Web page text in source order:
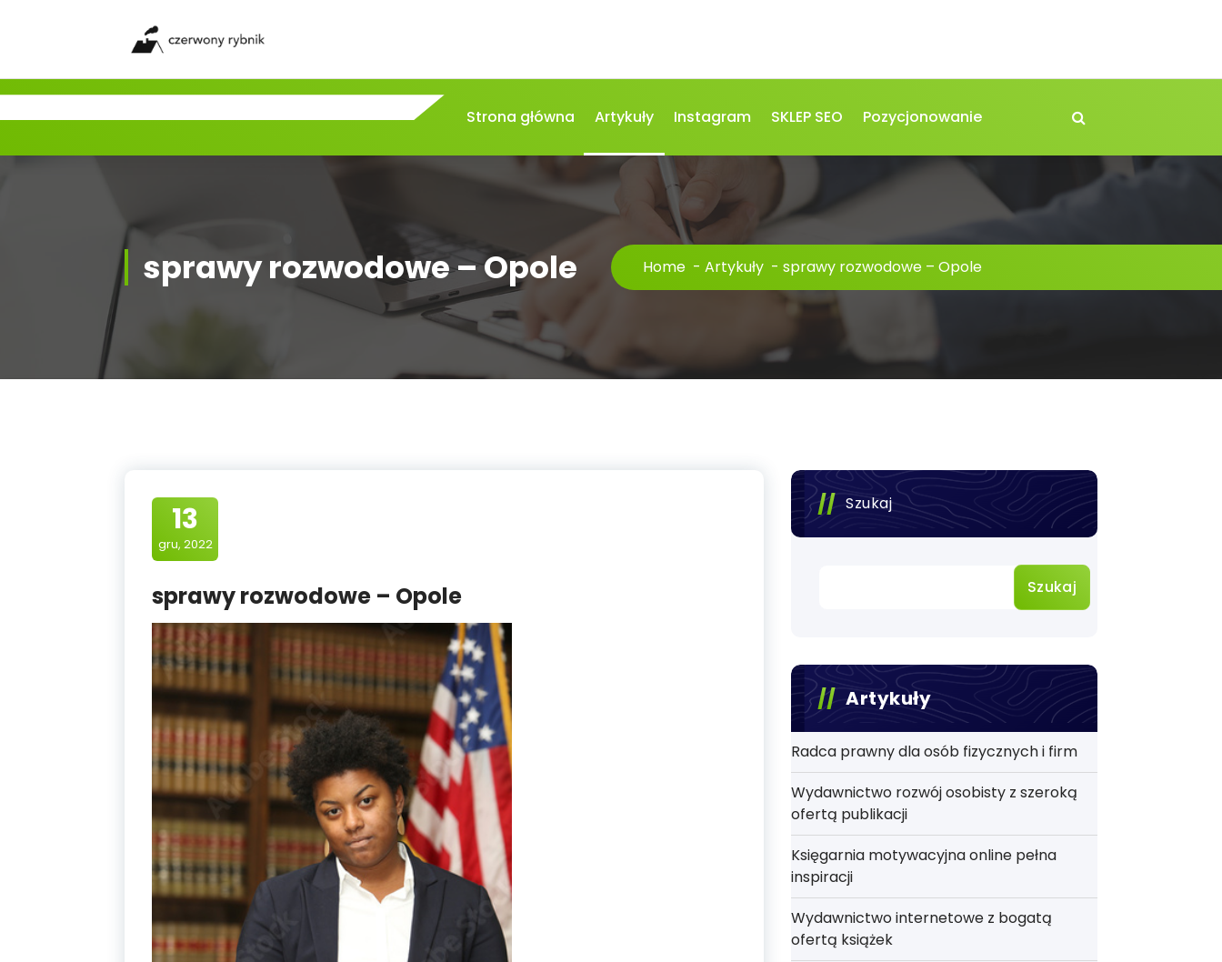
Strona główna Artykuły Instagram SKLEP SEO Pozycjonowanie
sprawy rozwodowe – Opole Home - Artykuły - sprawy rozwodowe – Opole
13
gru, 2022
sprawy rozwodowe – Opole
Szukaj
Szukaj
Artykuły
Radca prawny dla osób fizycznych i firm
Wydawnictwo rozwój osobisty z szeroką
ofertą publikacji
Księgarnia motywacyjna online pełna
inspiracji
Wydawnictwo internetowe z bogatą
ofertą książek